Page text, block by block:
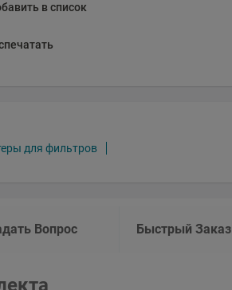
в список
для фильтров
Вопрос Быстрый Заказ